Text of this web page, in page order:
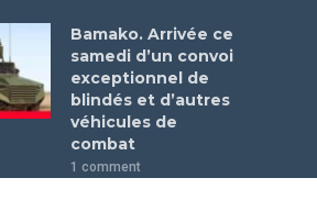
Bamako. Arrivée ce
samedi d’un convoi
exceptionnel de
blindés et d’autres
véhicules de
combat
1 comment